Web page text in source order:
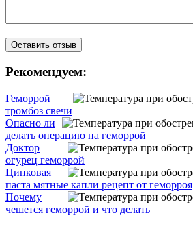
Рекомендуем:
Геморрой
тромбоз свечи
Опасно ли
делать операцию на геморрой
Доктор
огурец геморрой
Цинковая
паста мятные капли рецепт от геморроя
Почему
чешется геморрой и что делать